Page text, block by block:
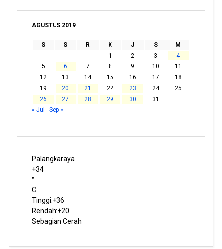
AGUSTUS 2019
S S R K J S
M
1
2 3
4
5
6 7 8 9 10
11
12
13 14 15 16 17
18
19
20 21 22 23 24
25
26
27 28 29 30
31
« Jul
Sep »
Palangkaraya
+34
°
C
Tinggi:+36
Rendah:+20
Sebagian Cerah